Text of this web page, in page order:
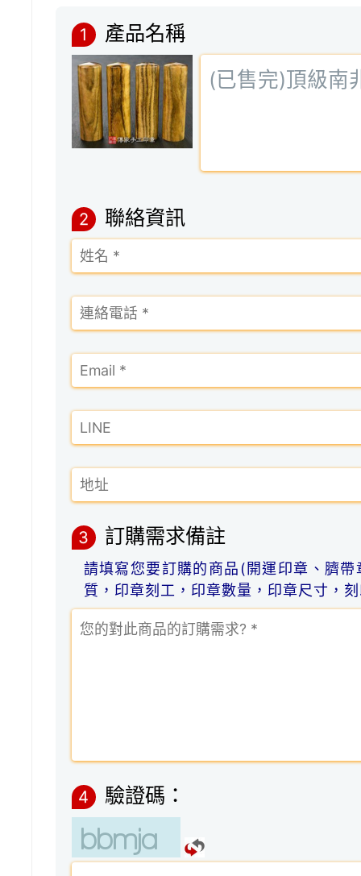
1 產品名稱
2 聯絡資訊
3 訂購需求備註
請填寫您要訂購的商品(開運印章、臍
質，印章刻工，印章數量，印章尺寸，
4 驗證碼：